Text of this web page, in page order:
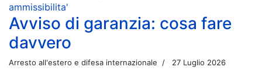
ammissibilita'
Avviso di garanzia: cosa fare
davvero
Arresto all'estero e difesa internazionale 27 Luglio 2026